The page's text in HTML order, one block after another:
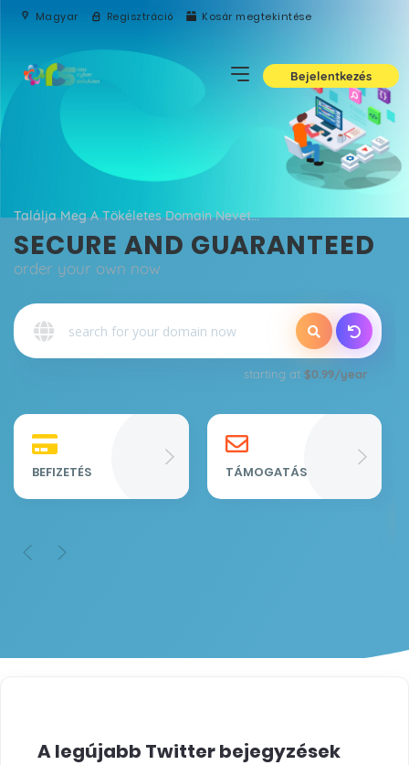
Magyar Regisztráció Kosár megtekintése
Bejelentkezés
Találja Meg A Tökéletes Domain Nevet...
SECURE AND GUARANTEED
order your own now
starting at $0.99/year
BEFIZETÉS TÁMOGATÁS
A legújabb Twitter bejegyzések